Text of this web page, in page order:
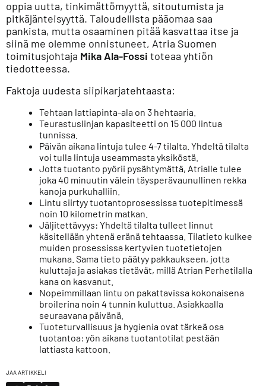
oppia uutta, tinkimättömyyttä, sitoutumista ja
pitkäjänteisyyttä. Taloudellista pääomaa saa
pankista, mutta osaaminen pitää kasvattaa itse ja
siinä me olemme onnistuneet, Atria Suomen
toimitusjohtaja Mika Ala-Fossi toteaa yhtiön
tiedotteessa.
Faktoja uudesta siipikarjatehtaasta:
Tehtaan lattiapinta-ala on 3 hehtaaria.
Teurastuslinjan kapasiteetti on 15 000 lintua
tunnissa.
Päivän aikana lintuja tulee 4-7 tilalta. Yhdeltä tilalta
voi tulla lintuja useammasta yksiköstä.
Jotta tuotanto pyörii pysähtymättä, Atrialle tulee
joka 40 minuutin välein täysperävaunullinen rekka
kanoja purkuhalliin.
Lintu siirtyy tuotantoprosessissa tuotepitimessä
noin 10 kilometrin matkan.
Jäljitettävyys: Yhdeltä tilalta tulleet linnut
käsitellään yhtenä eränä tehtaassa. Tilatieto kulkee
muiden prosessissa kertyvien tuotetietojen
mukana. Sama tieto päätyy pakkaukseen, jotta
kuluttaja ja asiakas tietävät, millä Atrian Perhetilalla
kana on kasvanut.
Nopeimmillaan lintu on pakattavissa kokonaisena
broilerina noin 4 tunnin kuluttua. Asiakkaalla
seuraavana päivänä.
Tuoteturvallisuus ja hygienia ovat tärkeä osa
tuotantoa: yön aikana tuotantotilat pestään
lattiasta kattoon.
JAA ARTIKKELI